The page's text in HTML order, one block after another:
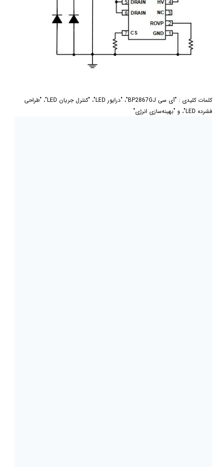
کلمات کلیدی : "آی سی BP2867GJ"، "درایور LED"، "کنترل جریان LED"، "طراحی
فشرده LED"، و "بهینه‌سازی انرژی"